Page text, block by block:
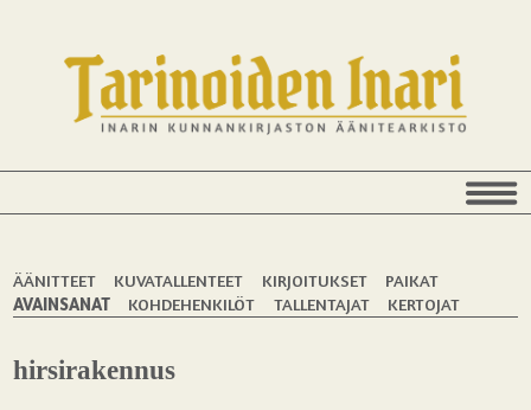
ÄÄNITTEET KUVATALLENTEET KIRJOITUKSET
PAIKAT
AVAINSANAT
KOHDEHENKILÖT TALLENTAJAT KERTOJAT
hirsirakennus